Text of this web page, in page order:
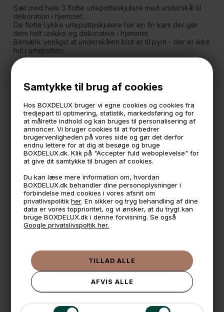
Samtykke til brug af cookies
Hos BOXDELUX bruger vi egne cookies og cookies fra
tredjepart til optimering, statistik, markedsføring og for
at målrette indhold og kan bruges til personalisering af
annoncer. Vi bruger cookies til at forbedrer
brugervenligheden på vores side og gør det derfor
endnu lettere for at dig at besøge og bruge
BOXDELUX.dk. Klik på "Accepter fuld weboplevelse" for
at give dit samtykke til brugen af cookies.
Du kan læse mere information om, hvordan
BOXDELUX.dk behandler dine personoplysninger i
forbindelse med cookies i vores afsnit om
privatlivspolitikher. En sikker og tryg behandling af dine
data er vores topprioritet, og vi ønsker, at du trygt kan
bruge BOXDELUX.dk i denne forvisning. Se også
Google privatslivspoltik her.
Sæt med hele 3 flotte urtepotteskjulere med underskål til
dekoration i hjemmet.
De flotte Lykke urtepotteskjulere har en fin kant der gør
dem helt unikke og dekorative i hjemmet.
Bemærk venligst at underskålen blot er til pynt - der er ikke
hul i urtepotten.
Mellem: 14 cm. i diameter. 13 cm. høj
Stor: 16,3 cm. i diameter. 13,7 cm. høj
Målerindvendigemål:
Lille: 10,2 cm. i diameter. 10 cm. høj
Mellem: 12,2 cm. i diameter. 12 cm. høj
Stor: 14 cm. i diameter. 14,5 cm. høj
- Lavet i dolomite keramik med en sennepsgul glasering.
🕚 Bestil inden 11 & vi sender samme dag på hverdage
🧺 Kan du lægge varen i kurven, er den på lager
🌟 4,9 med over 1200 anmeldelser ★★★★★
📦 Fragtfri v. køb over 999,- ellers fra 49,- med GLS
📱 Kundeservice 50446800 (9-12)
Kundeservice mail@boxdelux.dk (24/7)